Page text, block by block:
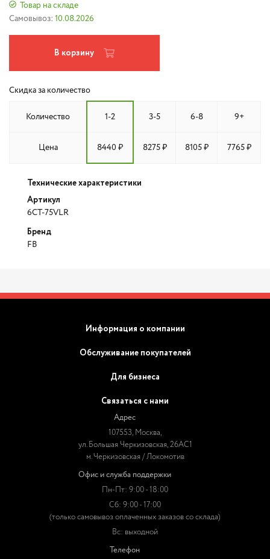
Товар на складе
Самовывоз: 10.08.2026
В корзину
Скидка за количество
Количество 1-2 3-5 6-8 9+
Цена 8440 ₽ 8275 ₽ 8105 ₽ 7765 ₽
Технические характеристики
Артикул
6CT-75VLR
Бренд
FB
Информация о компании
Обслуживание покупателей
Для бизнеса
Связаться с нами
Адрес
107553, Москва,
ул. Большая Черкизовская, 26АС1
м. Черкизовская / Локомотив
Офис и служба поддержки
Пн-Пт: 9:00 - 18:00
Сб: 9:00 - 17:00
(только самовывоз оплаченных заказов со склада)
Вс: выходной
Телефон